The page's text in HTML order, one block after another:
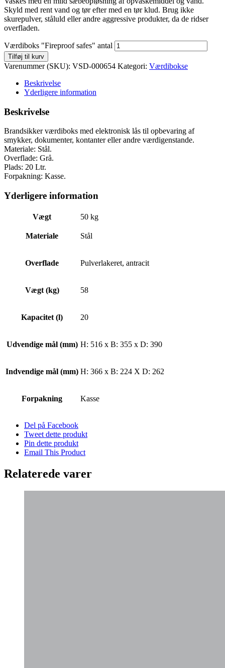
Skyld med rent vand og tør efter med en tør klud. Brug ikke
skurepulver, ståluld eller andre aggressive produkter, da de ridser
overfladen.
Værdiboks "Fireproof safes" antal
Tilføj til kurv
Varenummer (SKU): VSD-000654 Kategori: Værdibokse
Beskrivelse
Yderligere information
Beskrivelse
Brandsikker værdiboks med elektronisk lås til opbevaring af
smykker, dokumenter, kontanter eller andre værdigenstande.
Materiale: Stål.
Overflade: Grå.
Plads: 20 Ltr.
Forpakning: Kasse.
Yderligere information
Vægt 50 kg
Materiale Stål
Overflade Pulverlakeret, antracit
Vægt (kg) 58
Kapacitet (l) 20
Udvendige mål (mm) H: 516 x B: 355 x D: 390
Indvendige mål (mm) H: 366 x B: 224 X D: 262
Forpakning Kasse
Del på Facebook
Tweet dette produkt
Pin dette produkt
Email This Product
Relaterede varer